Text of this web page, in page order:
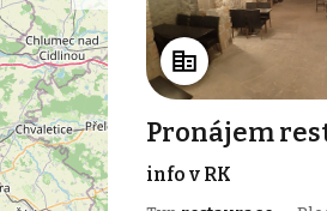
Pronájem
info v RK